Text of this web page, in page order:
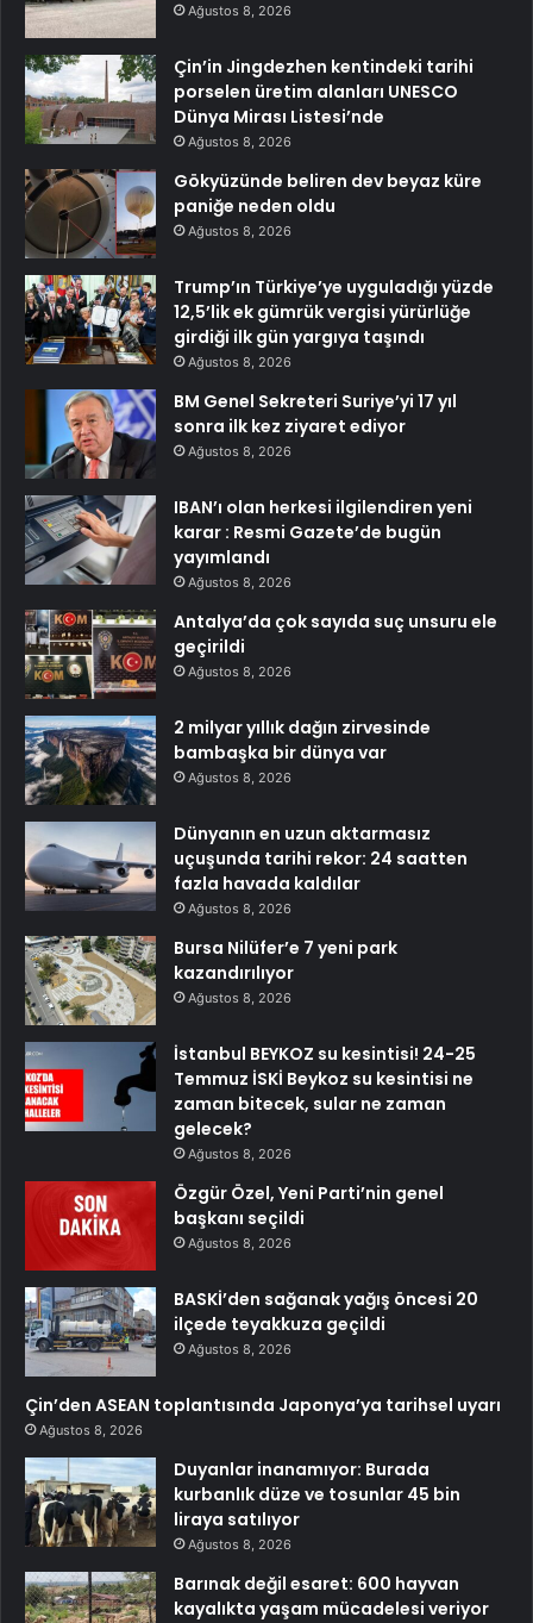
Ağustos 8, 2026
Çin’in Jingdezhen kentindeki tarihi
porselen üretim alanları UNESCO
Dünya Mirası Listesi’nde
Ağustos 8, 2026
Gökyüzünde beliren dev beyaz küre
paniğe neden oldu
Ağustos 8, 2026
Trump’ın Türkiye’ye uyguladığı yüzde
12,5’lik ek gümrük vergisi yürürlüğe
girdiği ilk gün yargıya taşındı
Ağustos 8, 2026
BM Genel Sekreteri Suriye’yi 17 yıl
sonra ilk kez ziyaret ediyor
Ağustos 8, 2026
IBAN’ı olan herkesi ilgilendiren yeni
karar : Resmi Gazete’de bugün
yayımlandı
Ağustos 8, 2026
Antalya’da çok sayıda suç unsuru ele
geçirildi
Ağustos 8, 2026
2 milyar yıllık dağın zirvesinde
bambaşka bir dünya var
Ağustos 8, 2026
Dünyanın en uzun aktarmasız
uçuşunda tarihi rekor: 24 saatten
fazla havada kaldılar
Ağustos 8, 2026
Bursa Nilüfer’e 7 yeni park
kazandırılıyor
Ağustos 8, 2026
İstanbul BEYKOZ su kesintisi! 24-25
Temmuz İSKİ Beykoz su kesintisi ne
zaman bitecek, sular ne zaman
gelecek?
Ağustos 8, 2026
Özgür Özel, Yeni Parti’nin genel
başkanı seçildi
Ağustos 8, 2026
BASKİ’den sağanak yağış öncesi 20
ilçede teyakkuza geçildi
Ağustos 8, 2026
Çin’den ASEAN toplantısında Japonya’ya tarihsel uyarı
Ağustos 8, 2026
Duyanlar inanamıyor: Burada
kurbanlık düze ve tosunlar 45 bin
liraya satılıyor
Ağustos 8, 2026
Barınak değil esaret: 600 hayvan
kayalıkta yaşam mücadelesi veriyor